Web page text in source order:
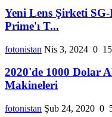
Yeni Lens Şirketi
Prime'ı T...
fotonistan Nis 3, 2024 0 15
2020'de 1000 Dolar
Makineleri
fotonistan Şub 24, 2020 0